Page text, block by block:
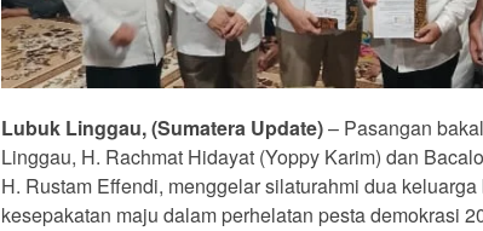
Lubuk Linggau, (Sumatera Update)– Pasangan
Linggau, H. Rachmat Hidayat (Yoppy Karim) dan
H. Rustam Effendi, menggelar silaturahmi dua
kesepakatan maju dalam perhelatan pesta demokrasi